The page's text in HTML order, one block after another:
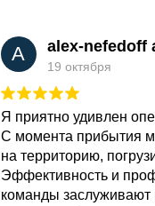
A alex-nefedoff
19 октября
Я приятно удивлен
С момента прибытия
на территорию,
Эффективность и
команды